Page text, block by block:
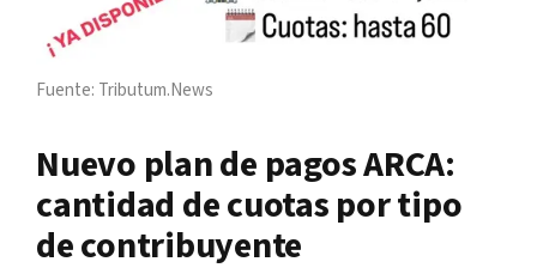
Fuente: Tributum.News
Nuevo plan de pagos ARCA:
cantidad de cuotas por tipo
de contribuyente